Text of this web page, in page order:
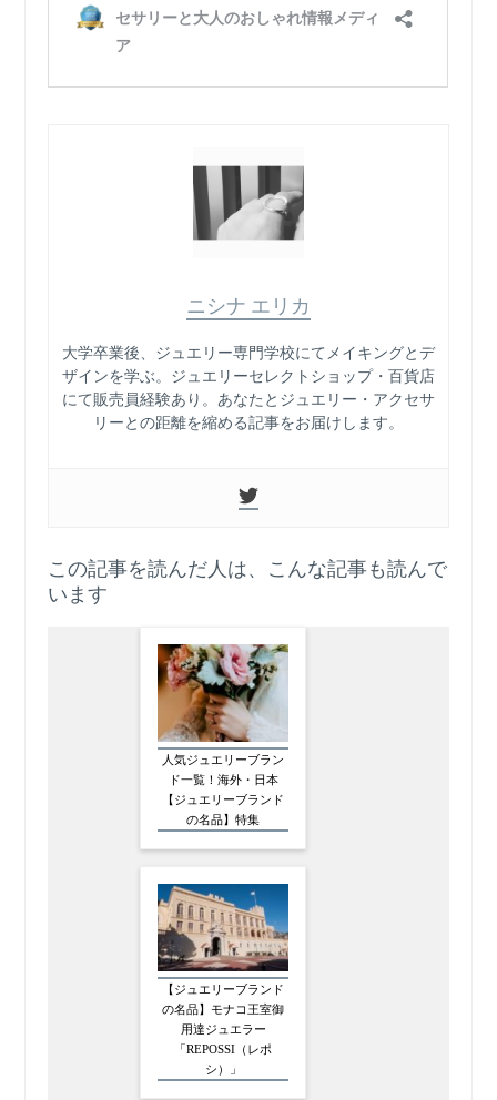
ニシナ エリカ
大学卒業後、ジュエリー専門学校にてメイキングとデ
ザインを学ぶ。ジュエリーセレクトショップ・百貨店
にて販売員経験あり。あなたとジュエリー・アクセサ
リーとの距離を縮める記事をお届けします。
この記事を読んだ人は、こんな記事も読んで
います
人気ジュエリーブラン
ド一覧！海外・日本
【ジュエリーブランド
の名品】特集
【ジュエリーブランド
の名品】モナコ王室御
用達ジュエラー
「REPOSSI（レポ
シ）」